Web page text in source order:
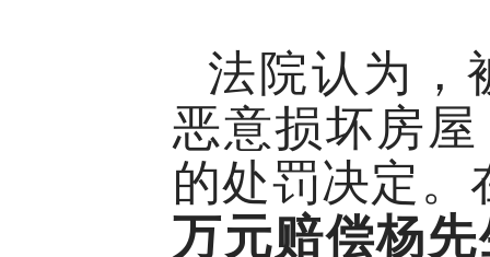
法院认为，
恶意损坏房
的处罚决定。
万元赔偿杨